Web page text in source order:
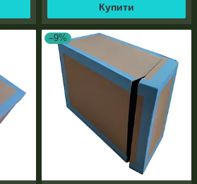
Купити
–9%